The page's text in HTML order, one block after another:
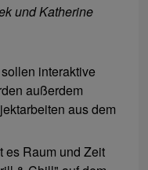
und Katherine
interaktive
außerdem
aus dem
es Raum und Zeit